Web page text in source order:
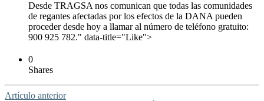
Desde TRAGSA nos comunican que todas las comunidades
de regantes afectadas por los efectos de la DANA pueden
proceder desde hoy a llamar al número de teléfono gratuito:
900 925 782." data-title="Like">
0
Shares
Artículo anterior